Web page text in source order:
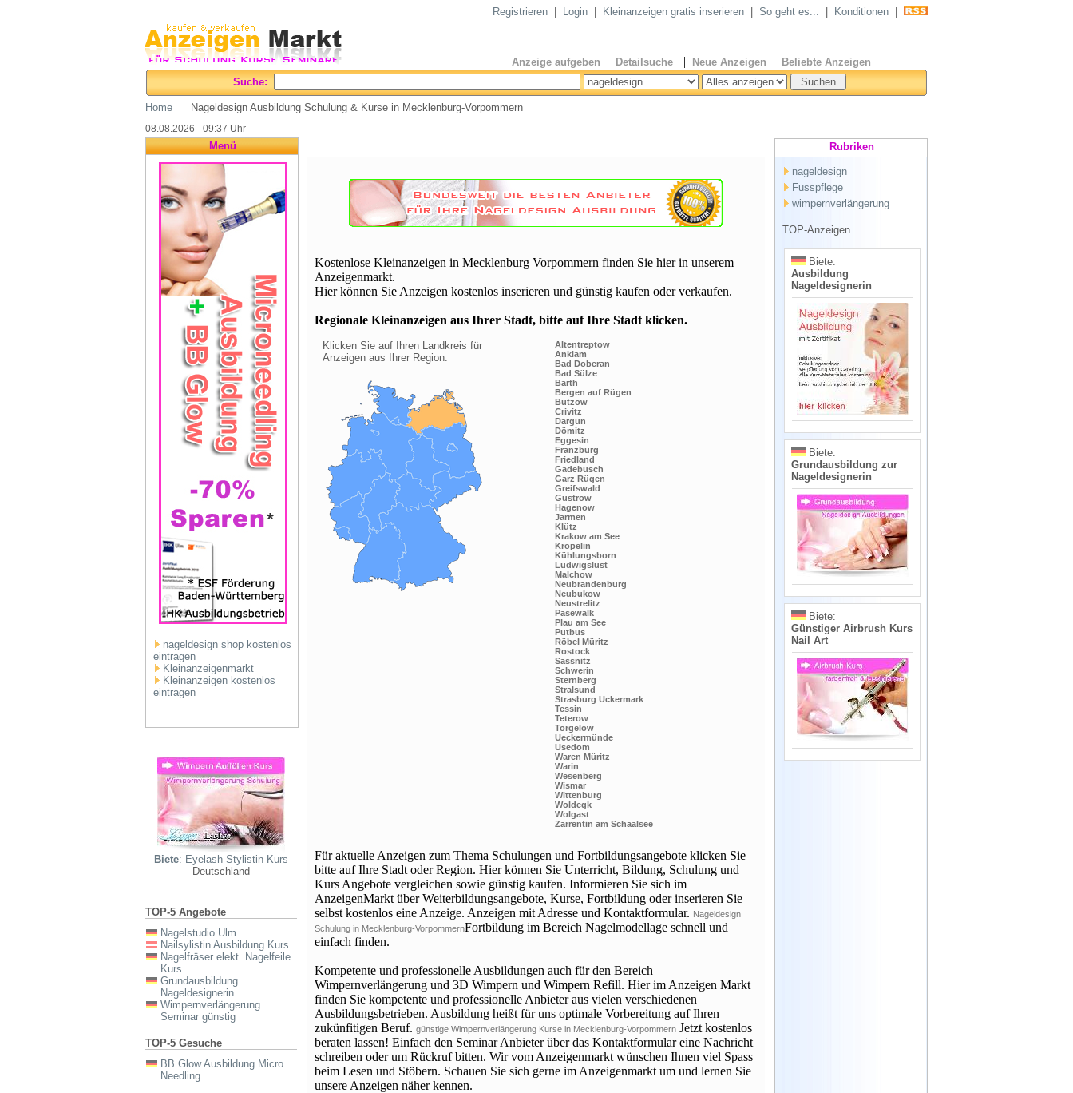
Registrieren Login Kleinanzeigen gratis inserieren So geht es... Konditionen
Anzeige aufgeben | Detailsuche | Neue Anzeigen |
Beliebte Anzeigen
Suche:
Home Nageldesign Ausbildung Schulung & Kurse in Mecklenburg-Vorpommern
08.08.2026 - 09:37 Uhr
Menü
nageldesign shop kostenlos
eintragen
Kleinanzeigenmarkt
Kleinanzeigen kostenlos
eintragen
Biete: Eyelash Stylistin Kurs
Deutschland
TOP-5 Angebote
Nagelstudio Ulm
Nailsylistin Ausbildung Kurs
Nagelfräser elekt. Nagelfeile
Kurs
Grundausbildung
Nageldesignerin
Wimpernverlängerung
Seminar günstig
TOP-5 Gesuche
BB Glow Ausbildung Micro
Needling
Kostenlose Kleinanzeigen in Mecklenburg Vorpommern finden Sie hier in unserem
Anzeigenmarkt.
Hier können Sie Anzeigen kostenlos inserieren und günstig kaufen oder verkaufen.
Regionale Kleinanzeigen aus Ihrer Stadt, bitte auf Ihre Stadt klicken.
Klicken Sie auf Ihren Landkreis für
Anzeigen aus Ihrer Region.
Altentreptow
Anklam
Bad Doberan
Bad Sülze
Barth
Bergen auf Rügen
Bützow
Crivitz
Dargun
Dömitz
Eggesin
Franzburg
Friedland
Gadebusch
Garz Rügen
Greifswald
Güstrow
Hagenow
Jarmen
Klütz
Krakow am See
Kröpelin
Kühlungsborn
Ludwigslust
Malchow
Neubrandenburg
Neubukow
Neustrelitz
Pasewalk
Plau am See
Putbus
Röbel Müritz
Rostock
Sassnitz
Schwerin
Sternberg
Stralsund
Strasburg Uckermark
Tessin
Teterow
Torgelow
Ueckermünde
Usedom
Waren Müritz
Warin
Wesenberg
Wismar
Wittenburg
Woldegk
Wolgast
Zarrentin am Schaalsee
Für aktuelle Anzeigen zum Thema Schulungen und Fortbildungsangebote klicken Sie
bitte auf Ihre Stadt oder Region. Hier können Sie Unterricht, Bildung, Schulung und
Kurs Angebote vergleichen sowie günstig kaufen. Informieren Sie sich im
AnzeigenMarkt über Weiterbildungsangebote, Kurse, Fortbildung oder inserieren Sie
selbst kostenlos eine Anzeige. Anzeigen mit Adresse und Kontaktformular. Nageldesign
Schulung in Mecklenburg-VorpommernFortbildung im Bereich Nagelmodellage schnell und
einfach finden.
Kompetente und professionelle Ausbildungen auch für den Bereich
Wimpernverlängerung und 3D Wimpern und Wimpern Refill. Hier im Anzeigen Markt
finden Sie kompetente und professionelle Anbieter aus vielen verschiedenen
Ausbildungsbetrieben. Ausbildung heißt für uns optimale Vorbereitung auf Ihren
zukünfitigen Beruf. günstige Wimpernverlängerung Kurse in Mecklenburg-Vorpommern Jetzt kostenlos
beraten lassen! Einfach den Seminar Anbieter über das Kontaktformular eine Nachricht
schreiben oder um Rückruf bitten. Wir vom Anzeigenmarkt wünschen Ihnen viel Spass
beim Lesen und Stöbern. Schauen Sie sich gerne im Anzeigenmarkt um und lernen Sie
unsere Anzeigen näher kennen.
Rubriken
nageldesign
Fusspflege
wimpernverlängerung
TOP-Anzeigen...
Biete:
Ausbildung
Nageldesignerin
Biete:
Grundausbildung zur
Nageldesignerin
Biete:
Günstiger Airbrush Kurs
Nail Art